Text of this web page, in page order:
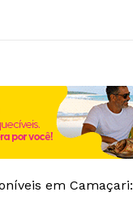
em Camaçari: